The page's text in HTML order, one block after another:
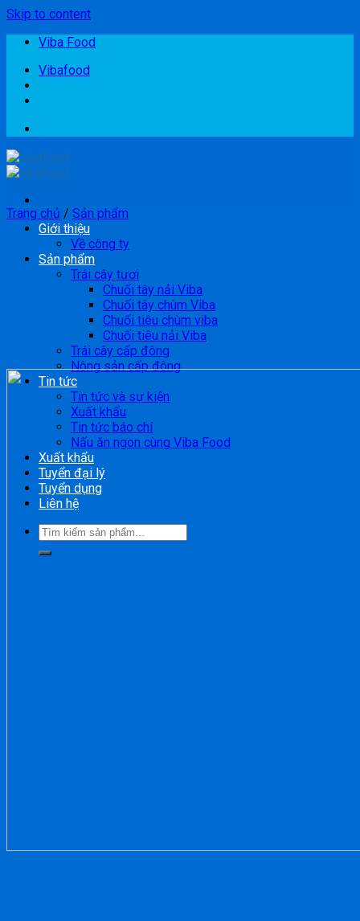
Skip to content
Viba Food
Vibafood
Giới thiệu
Về công ty
Sản phẩm
Trái cây tươi
Chuối tây nải Viba
Chuối tây chùm Viba
Chuối tiêu chùm viba
Chuối tiêu nải Viba
Trái cây cấp đông
Nông sản cấp đông
Tin tức
Tin tức và sự kiện
Xuất khẩu
Tin tức báo chí
Nấu ăn ngon cùng Viba Food
Xuất khẩu
Tuyển đại lý
Tuyển dụng
Liên hệ
Trang chủ / Sản phẩm